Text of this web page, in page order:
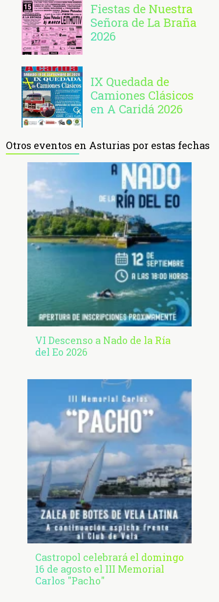
Fiestas de Nuestra
Señora de La Braña
2026
IX Quedada de
Camiones Clásicos
en A Caridá 2026
Otros eventos en Asturias por estas fechas
VI Descenso a Nado de la Ría
del Eo 2026
Castropol celebrará el domingo
16 de agosto el III Memorial
Carlos "Pacho"